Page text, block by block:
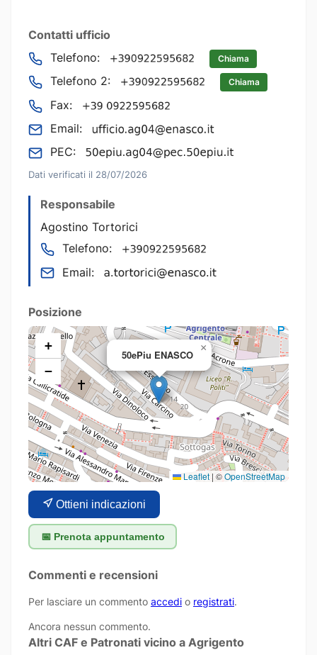
Contatti ufficio
Telefono:
Chiama
Telefono 2: Chiama
Fax:
Email:
PEC:
Dati verificati il 28/07/2026
Responsabile
Agostino Tortorici
Telefono:
Email:
Posizione
50ePiu ENASCO
×
+
−
Leaflet |©OpenStreetMap
Ottieni indicazioni
📅 Prenota appuntamento
Commenti e recensioni
Per lasciare un commento accedi o registrati.
Ancora nessun commento.
Altri CAF e Patronati vicino a Agrigento